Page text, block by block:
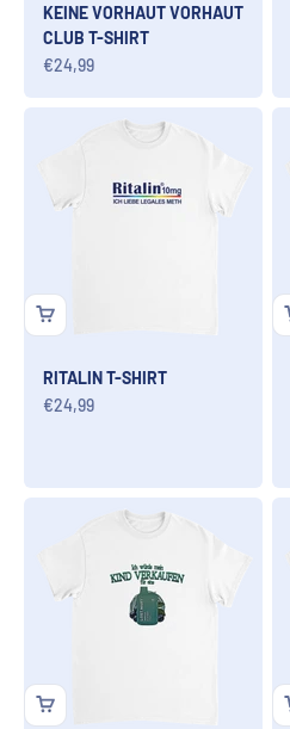
KEINE VORHAUT VORHAUT
CLUB T-SHIRT
Angebot
€24,99
RITALIN T-SHIRT
Angebot
€24,99